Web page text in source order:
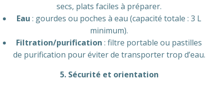
secs, plats faciles à préparer.
Eau : gourdes ou poches à eau (capacité totale : 3 L
minimum).
Filtration/purification : filtre portable ou pastilles
de purification pour éviter de transporter trop d’eau.
5. Sécurité et orientation